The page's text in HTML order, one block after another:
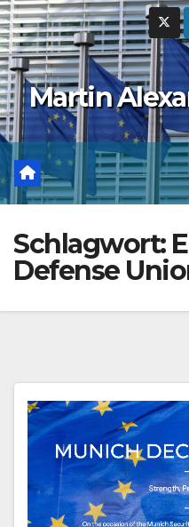
Zum
Inhalt
springen
Martin
Schlagwort:
Defense